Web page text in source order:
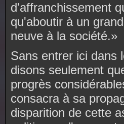
d'affranchissement
qu'aboutir à un
neuve à la société.»
Sans entrer ici dans
disons seulement
progrès
consacra à sa
disparition de cette